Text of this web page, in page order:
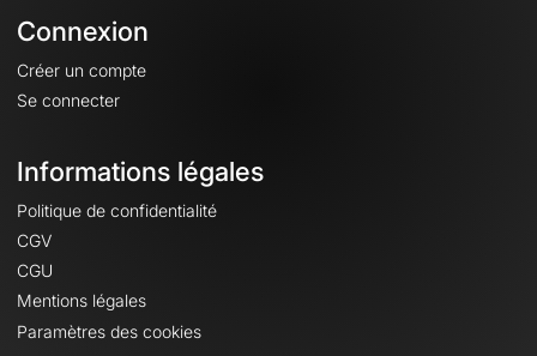
Connexion
Créer un compte
Se connecter
Informations légales
Politique de confidentialité
CGV
CGU
Mentions légales
Paramètres des cookies